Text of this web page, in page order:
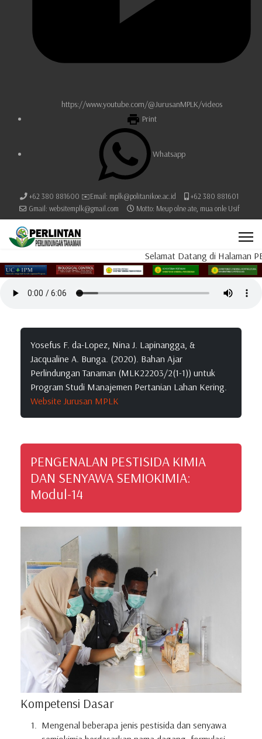
https://www.youtube.com/@JurusanMPLK/videos
Print
Whatsapp
+62 380 881600 ✉️Email: mplk@politanikoe.ac.id
+62 380 881601
Gmail: websitemplk@gmail.com
Motto: Meup olne ate, mua onle Usif
Selamat Datang di Halaman
Yosefus F. da-Lopez, Nina J. Lapinangga, &
Jacqualine A. Bunga. (2020). Bahan Ajar
Perlindungan Tanaman (MLK22203/2(1-1)) untuk
Program Studi Manajemen Pertanian Lahan Kering.
Website Jurusan MPLK
PENGENALAN PESTISIDA KIMIA
DAN SENYAWA SEMIOKIMIA:
Modul-14
Kompetensi Dasar
Mengenal beberapa jenis pestisida dan senyawa